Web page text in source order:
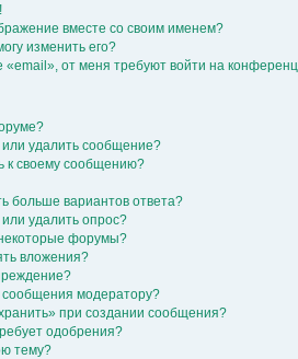
вместе со своим именем?
изменить его?
«email», от меня требуют войти на
или удалить сообщение?
к своему сообщению?
больше вариантов ответа?
удалить опрос?
форумы?
вложения?
сообщения модератору?
при создании сообщения?
одобрения?
тему?